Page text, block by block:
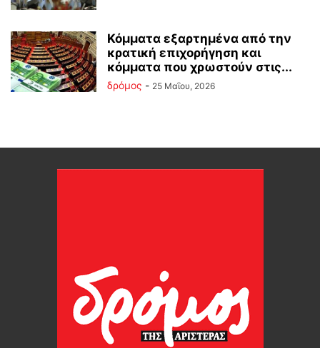
Κόμματα εξαρτημένα από την
κρατική επιχορήγηση και
κόμματα που χρωστούν στις...
δρόμος - 25 Μαΐου, 2026